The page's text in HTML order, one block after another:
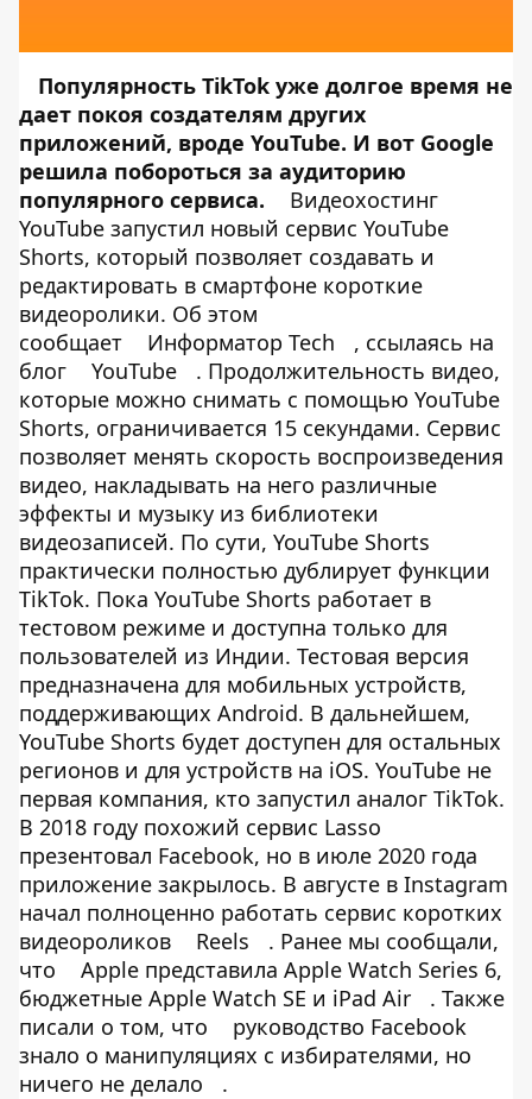
Популярность TikTok уже долгое время не
дает покоя создателям других
приложений, вроде YouTube. И вот Google
решила побороться за аудиторию
популярного сервиса.
Видеохостинг
YouTube запустил новый сервис YouTube
Shorts, который позволяет создавать и
редактировать в смартфоне короткие
видеоролики. Об этом
сообщает
Информатор Tech
, ссылаясь на
блог
YouTube
. Продолжительность видео,
которые можно снимать с помощью YouTube
Shorts, ограничивается 15 секундами. Сервис
позволяет менять скорость воспроизведения
видео, накладывать на него различные
эффекты и музыку из библиотеки
видеозаписей. По сути, YouTube Shorts
практически полностью дублирует функции
TikTok. Пока YouTube Shorts работает в
тестовом режиме и доступна только для
пользователей из Индии. Тестовая версия
предназначена для мобильных устройств,
поддерживающих Android. В дальнейшем,
YouTube Shorts будет доступен для остальных
регионов и для устройств на iOS. YouTube не
первая компания, кто запустил аналог TikTok.
В 2018 году похожий сервис Lasso
презентовал Facebook, но в июле 2020 года
приложение закрылось. В августе в Instagram
начал полноценно работать сервис коротких
видеороликов
Reels
. Ранее мы сообщали,
что
Apple представила Apple Watch Series 6,
бюджетные Apple Watch SE и iPad Air
. Также
писали о том, что
руководство Facebook
знало о манипуляциях с избирателями, но
ничего не делало
.